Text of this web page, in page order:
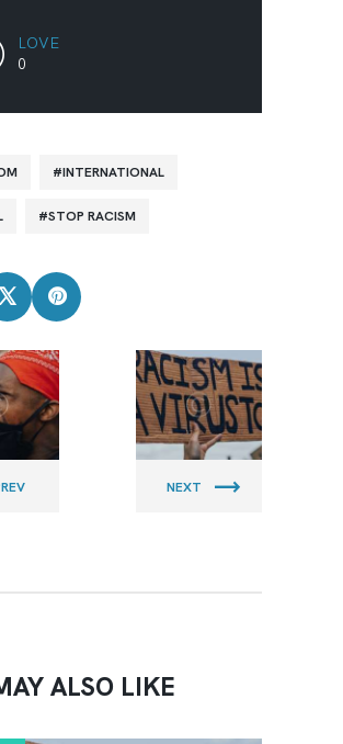
0
LOVE
INTERNATIONAL
STOP RACISM
CLEAN
BEACH
PIRATES
NEXT
ALSO LIKE